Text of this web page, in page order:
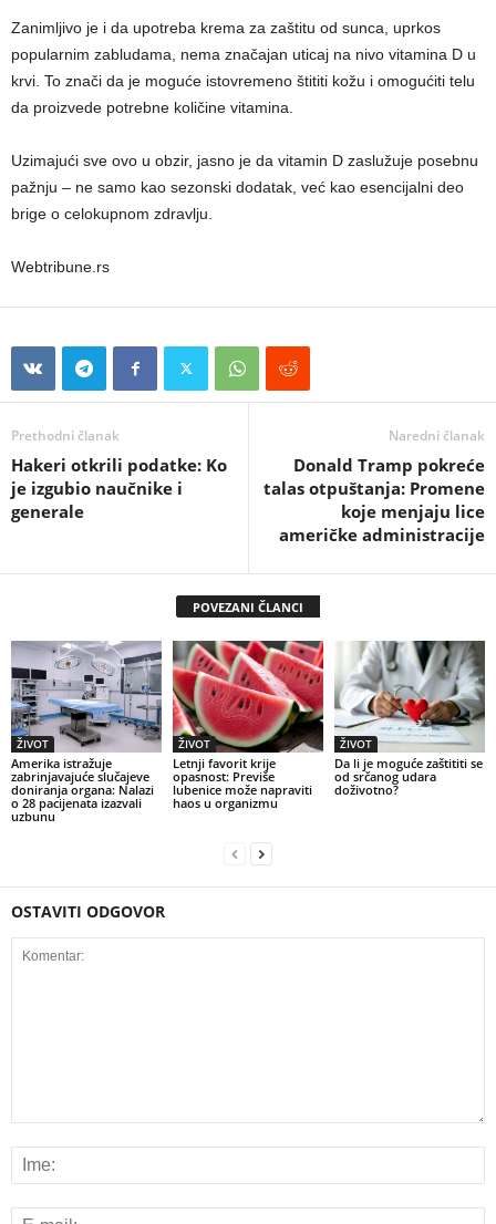
Zanimljivo je i da upotreba krema za zaštitu od sunca, uprkos
popularnim zabludama, nema značajan uticaj na nivo vitamina D u
krvi. To znači da je moguće istovremeno štititi kožu i omogućiti telu
da proizvede potrebne količine vitamina.
Uzimajući sve ovo u obzir, jasno je da vitamin D zaslužuje posebnu
pažnju – ne samo kao sezonski dodatak, već kao esencijalni deo
brige o celokupnom zdravlju.
Webtribune.rs
Prethodni članak
Hakeri otkrili podatke: Ko
je izgubio naučnike i
generale
Naredni članak
Donald Tramp pokreće
talas otpuštanja: Promene
koje menjaju lice
američke administracije
POVEZANI ČLANCI
ŽIVOT
Amerika istražuje
zabrinjavajuće slučajeve
doniranja organa: Nalazi
o 28 pacijenata izazvali
uzbunu
ŽIVOT
Letnji favorit krije
opasnost: Previše
lubenice može napraviti
haos u organizmu
ŽIVOT
Da li je moguće zaštititi se
od srčanog udara
doživotno?
OSTAVITI ODGOVOR